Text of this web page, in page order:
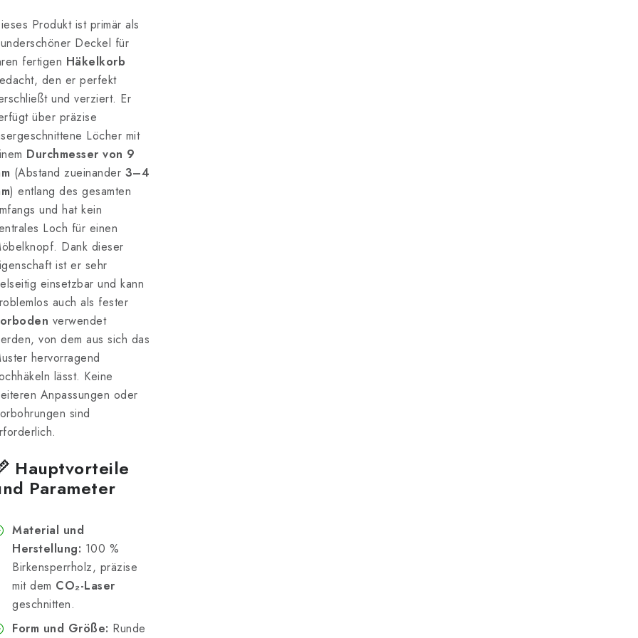
Produkt ist primär als
Deckel für
fertigen Häkelkorb
den er perfekt
und verziert. Er
über präzise
Löcher mit
Durchmesser von 9
(Abstand zueinander 3–4
) entlang des gesamten
und hat kein
Loch für einen
Dank dieser
ist er sehr
einsetzbar und kann
auch als fester
verwendet
von dem aus sich das
hervorragend
lässt. Keine
Anpassungen oder
sind
Hauptvorteile
Parameter
Material und
Herstellung: 100 %
Birkensperrholz, präzise
mit dem CO₂-Laser
geschnitten.
Form und Größe: Runde